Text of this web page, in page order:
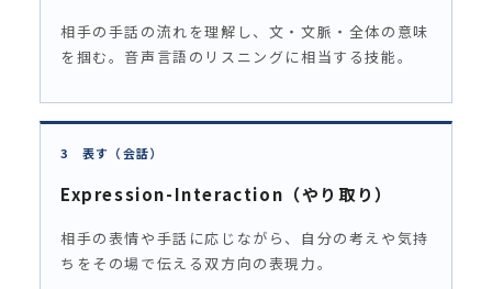
相手の手話の流れを理解し、文・文脈・全体の意味
を掴む。音声言語のリスニングに相当する技能。
3 表す（会話）
Expression-Interaction（やり取り）
相手の表情や手話に応じながら、自分の考えや気持
ちをその場で伝える双方向の表現力。